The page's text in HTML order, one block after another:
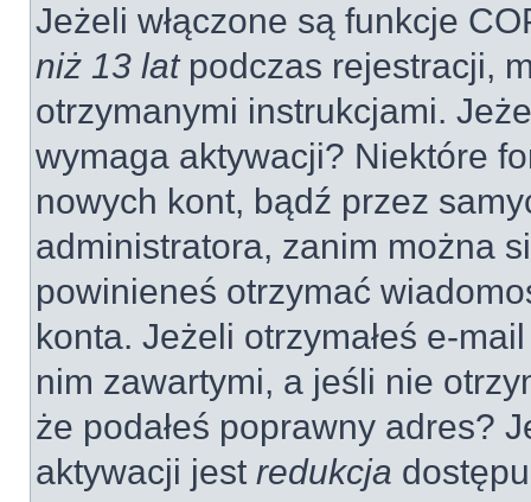
Jeżeli włączone są funkcje
niż 13 latpodczas rejestracji,
otrzymanymi instrukcjami.
wymaga aktywacji? Niektóre
nowych kont, bądź przez
administratora, zanim można
powinieneś otrzymać
konta. Jeżeli otrzymałeś e-
nim zawartymi, a jeśli nie
że podałeś poprawny adres?
aktywacji jest redukcja